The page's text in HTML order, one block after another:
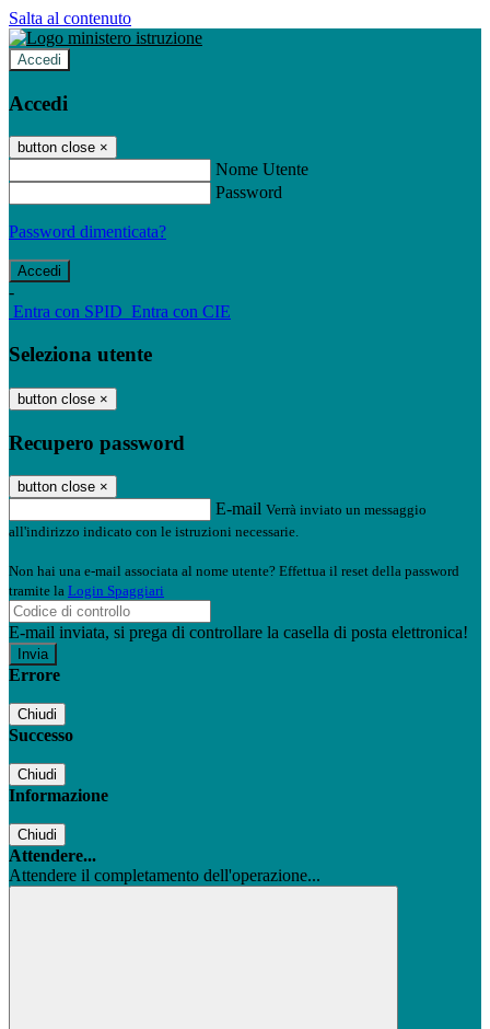
Salta al contenuto
Accedi
Accedi
button close ×
Nome Utente
Password
Password dimenticata?
-
Entra con SPID Entra con CIE
Seleziona utente
button close ×
Recupero password
button close ×
E-mail Verrà inviato un messaggio
all'indirizzo indicato con le istruzioni necessarie.
Non hai una e-mail associata al nome utente? Effettua il reset della password
tramite la Login Spaggiari
E-mail inviata, si prega di controllare la casella di posta elettronica!
Errore
Chiudi
Successo
Chiudi
Informazione
Chiudi
Attendere...
Attendere il completamento dell'operazione...